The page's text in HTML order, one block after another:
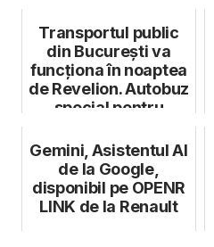
Transportul public
din București va
funcționa în noaptea
de Revelion. Autobuz
special pentru
Gemini, Asistentul AI
de la Google,
disponibil pe OPENR
LINK de la Renault